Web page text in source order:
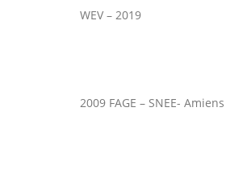
WEV – 2019
2009 FAGE – SNEE- Amiens